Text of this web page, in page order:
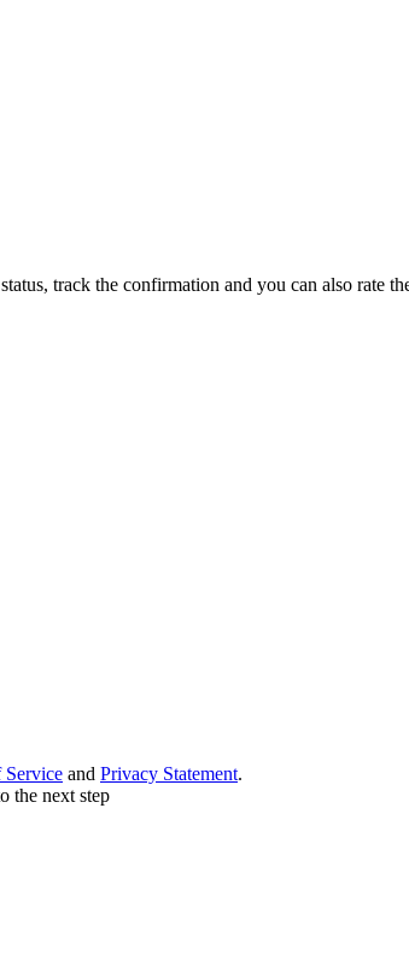
track the confirmation and you can also rate
Service and Privacy Statement.
the next step